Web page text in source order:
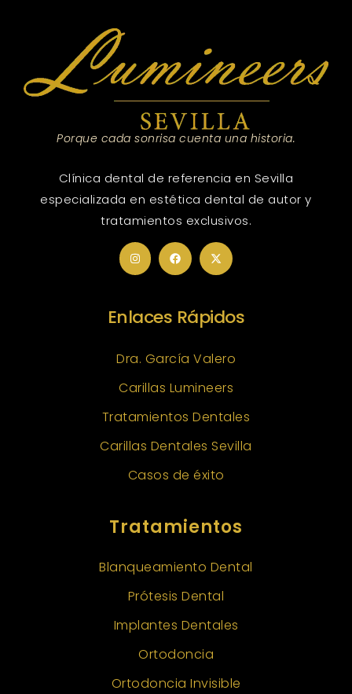
Porque cada sonrisa cuenta una historia.
Clínica dental de referencia en Sevilla
especializada en estética dental de autor y
tratamientos exclusivos.
Enlaces Rápidos
Dra. García Valero
Carillas Lumineers
Tratamientos Dentales
Carillas Dentales Sevilla
Casos de éxito
Tratamientos
Blanqueamiento Dental
Prótesis Dental
Implantes Dentales
Ortodoncia
Ortodoncia Invisible